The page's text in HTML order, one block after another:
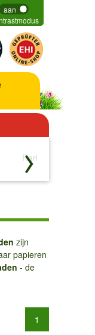
aan
Rariteiten
↓
zijn
papieren
- de
1